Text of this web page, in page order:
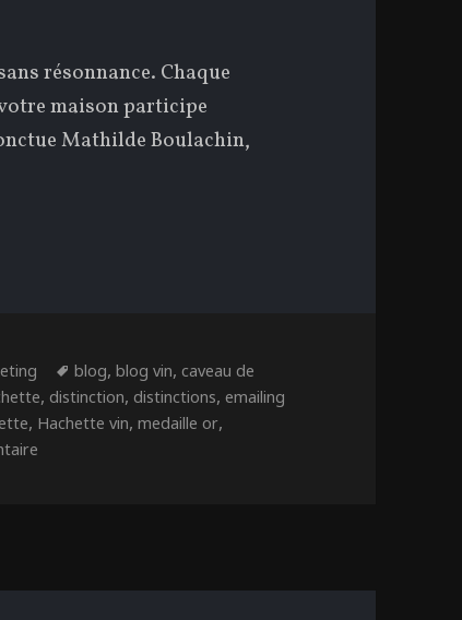
résonnance. Chaque
maison participe
Mathilde Boulachin,
Étiquettes
blog,blog vin,caveau de
, distinction, distinctions,emailing
, Hachette vin,medaille or,